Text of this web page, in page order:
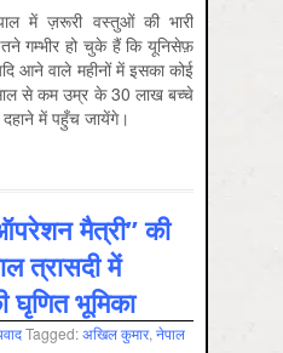
में ज़रूरी वस्तुओं की भारी
गम्भीर हो चुके हैं कि यूनिसेफ़
आने वाले महीनों में इसका कोई
से कम उम्र के 30 लाख बच्चे
दहाने में पहुँच जायेंगे।
मैत्री” की
त्रासदी में
घृणित भूमिका
Tagged:अखिल कुमार, नेपाल